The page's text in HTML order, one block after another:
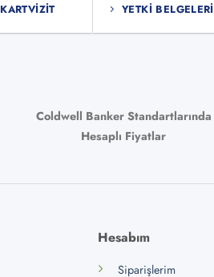
KARTVIZIT YETKI BELGELERI
Coldwell Banker Standartlarında
Hesaplı Fiyatlar
Hesabım
Siparişlerim